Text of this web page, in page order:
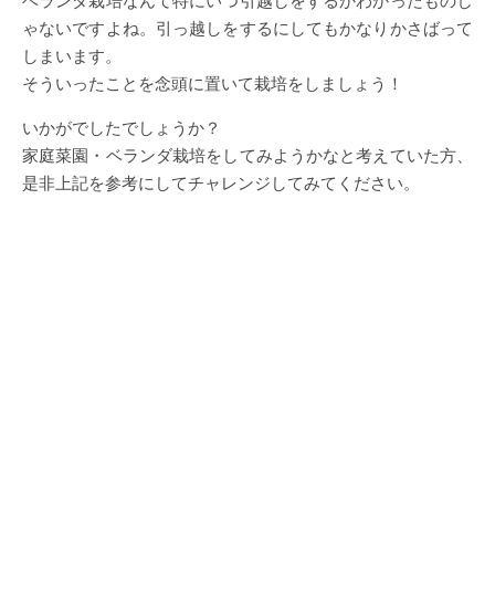
ゃないですよね。引っ越しをするにしてもかなりかさばって
しまいます。
そういったことを念頭に置いて栽培をしましょう！
いかがでしたでしょうか？
家庭菜園・ベランダ栽培をしてみようかなと考えていた方、
是非上記を参考にしてチャレンジしてみてください。